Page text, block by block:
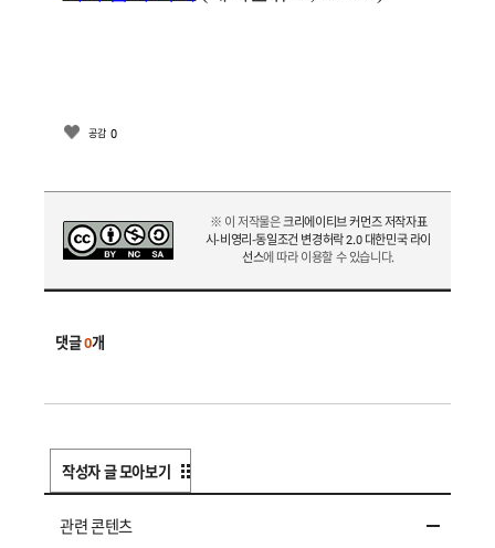
공감 0
※ 이 저작물은크리에이티브 커먼즈 저작자표
시-비영리-동일조건 변경허락 2.0 대한민국 라이
선스에 따라 이용할 수 있습니다.
댓글0개
작성자 글 모아보기
관련 콘텐츠